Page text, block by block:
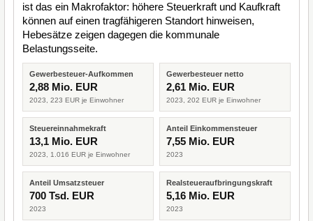
ist das ein Makrofaktor: höhere Steuerkraft und Kaufkraft
können auf einen tragfähigeren Standort hinweisen,
Hebesätze zeigen dagegen die kommunale
Belastungsseite.
Gewerbesteuer-Aufkommen
2,88 Mio. EUR
2023, 223 EUR je Einwohner
Gewerbesteuer netto
2,61 Mio. EUR
2023, 202 EUR je Einwohner
Steuereinnahmekraft
13,1 Mio. EUR
2023, 1.016 EUR je Einwohner
Anteil Einkommensteuer
7,55 Mio. EUR
2023
Anteil Umsatzsteuer
700 Tsd. EUR
2023
Realsteueraufbringungskraft
5,16 Mio. EUR
2023